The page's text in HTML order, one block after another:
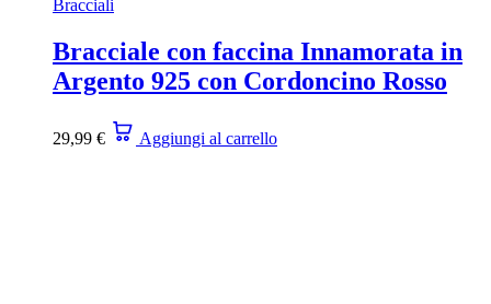
Bracciali
Bracciale con faccina Innamorata in
Argento 925 con Cordoncino Rosso
29,99 € Aggiungi al carrello